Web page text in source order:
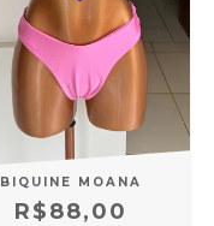
BIQUINE MOANA
R$88,00